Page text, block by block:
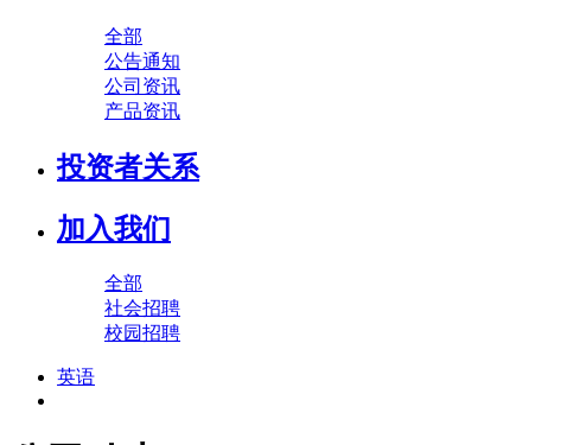
全部
公告通知
公司资讯
产品资讯
投资者关系
加入我们
全部
社会招聘
校园招聘
英语